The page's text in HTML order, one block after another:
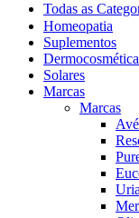
Todas as
Homeopatia
Suplementos
Dermocosmética
Solares
Marcas
Marcas